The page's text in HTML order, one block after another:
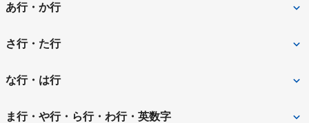
あ行・か行
上尾市
入間郡越生町
さ行・た行
さいたま市
さいたま市浦和区 さいたま市大宮区
な行・は行
新座市 蓮田市
ま行・や行・ら行・わ行・英数字